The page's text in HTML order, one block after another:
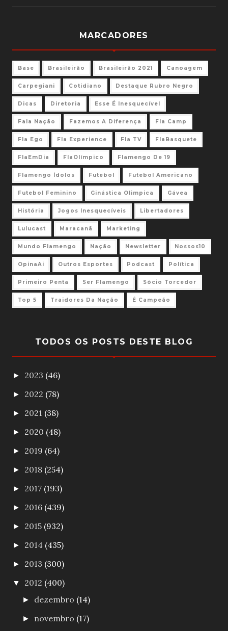
MARCADORES
Base Brasileirão Brasileirão 2021 Canoagem
Carpegiani Cotidiano Destaque Rubro Negro
Dicas Diretoria Esse É Inesquecível
Fala Nação Fazemos A Diferença Fla Camp
Fla Ego Fla Experience Fla TV FlaBasquete
FlaEmDia FlaOlímpico Flamengo De 19
Flamengo Ídolos Futebol Futebol Americano
Futebol Feminino Ginástica Olimpica Gávea
História Jogos Inesquecíveis Libertadores
Lulucast Maracanã Marketing
Mundo Flamengo Nação Newsletter Nossos10
OpinaAi Outros Esportes Podcast Política
Primeiro Penta Ser Flamengo Sócio Torcedor
Top 5 Traidores Da Nação É Campeão
TODOS OS POSTS DESTE BLOG
► 2023 (46)
► 2022 (78)
► 2021 (38)
► 2020 (48)
► 2019 (64)
► 2018 (254)
► 2017 (193)
► 2016 (439)
► 2015 (932)
► 2014 (435)
► 2013 (300)
▼ 2012 (400)
► dezembro (14)
► novembro (17)